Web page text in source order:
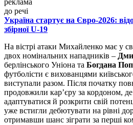
реклама
до речі
Україна стартує на Євро-2026:
збірної U-19
На вістрі атаки Михайленко має у
двох номінальних нападників –
берлінського Уніона та Богдана
футболісти є вихованцями
виступали разом. Після початку
продовжили кар’єру за кордоном,
адаптуватися й розкрити свій
уже встигли дебютувати на рівні
отримавши шанс зіграти за перші